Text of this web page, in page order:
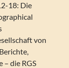
18: Die
von
– die RGS